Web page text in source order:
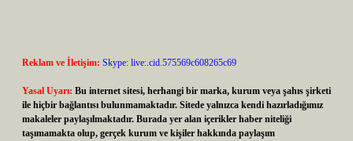
Reklam ve İletişim: Skype: live:.cid.575569c608265c69
Yasal Uyarı: Bu internet sitesi, herhangi bir marka, kurum veya şahıs şirketi
ile hiçbir bağlantısı bulunmamaktadır. Sitede yalnızca kendi hazırladığımız
makaleler paylaşılmaktadır. Burada yer alan içerikler haber niteliği
taşımamakta olup, gerçek kurum ve kişiler hakkında paylaşım